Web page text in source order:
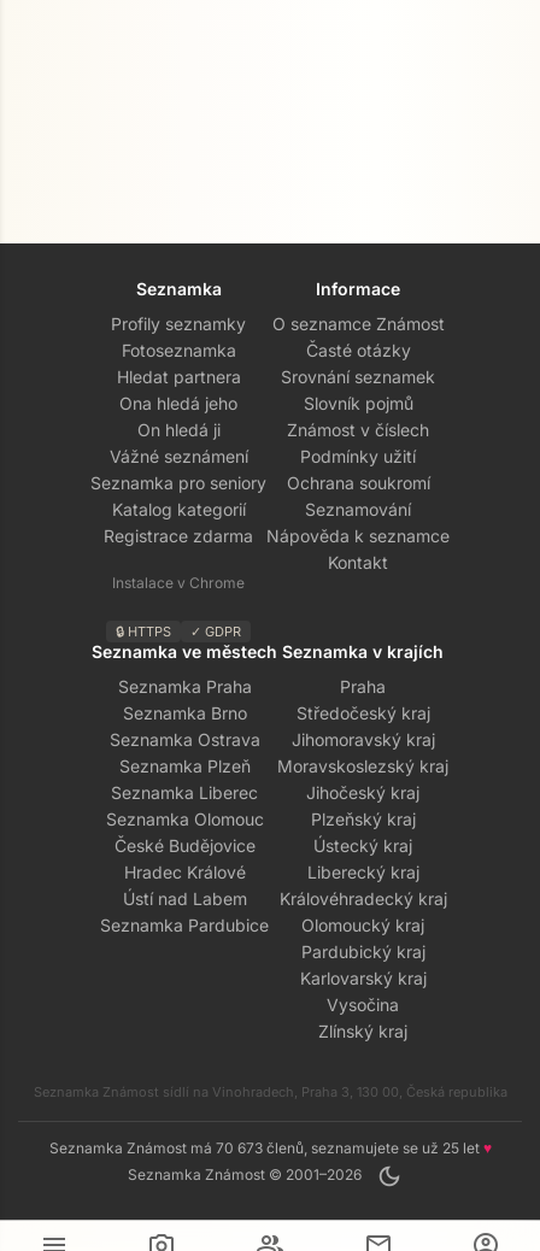
Seznamka
Profily seznamky
Fotoseznamka
Hledat partnera
Ona hledá jeho
On hledá ji
Vážné seznámení
Seznamka pro seniory
Katalog kategorií
Registrace zdarma
Instalace v Chrome
🔒 HTTPS ✓ GDPR
Informace
O seznamce Známost
Časté otázky
Srovnání seznamek
Slovník pojmů
Známost v číslech
Podmínky užití
Ochrana soukromí
Seznamování
Nápověda k seznamce
Kontakt
Seznamka ve městech
Seznamka Praha
Seznamka Brno
Seznamka Ostrava
Seznamka Plzeň
Seznamka Liberec
Seznamka Olomouc
České Budějovice
Hradec Králové
Ústí nad Labem
Seznamka Pardubice
Seznamka v krajích
Praha
Středočeský kraj
Jihomoravský kraj
Moravskoslezský kraj
Jihočeský kraj
Plzeňský kraj
Ústecký kraj
Liberecký kraj
Královéhradecký kraj
Olomoucký kraj
Pardubický kraj
Karlovarský kraj
Vysočina
Zlínský kraj
Seznamka Známost sídlí na Vinohradech, Praha 3, 130 00, Česká republika
Seznamka Známost má 70 673 členů, seznamujete se už 25 let ♥
Seznamka Známost © 2001–2026
dark_mode